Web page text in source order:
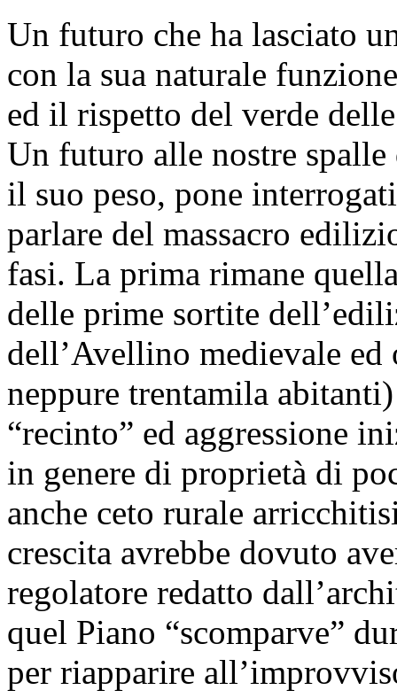
Un futuro che ha lasciato
con la sua naturale
ed il rispetto del verde
Un futuro alle nostre
il suo peso, pone
parlare del massacro
fasi. La prima rimane
delle prime sortite
dell’Avellino medievale ed
neppure trentamila
“recinto” ed aggressione
in genere di proprietà di
anche ceto rurale
crescita avrebbe dovuto
regolatore redatto
quel Piano “scomparve”
per riapparire